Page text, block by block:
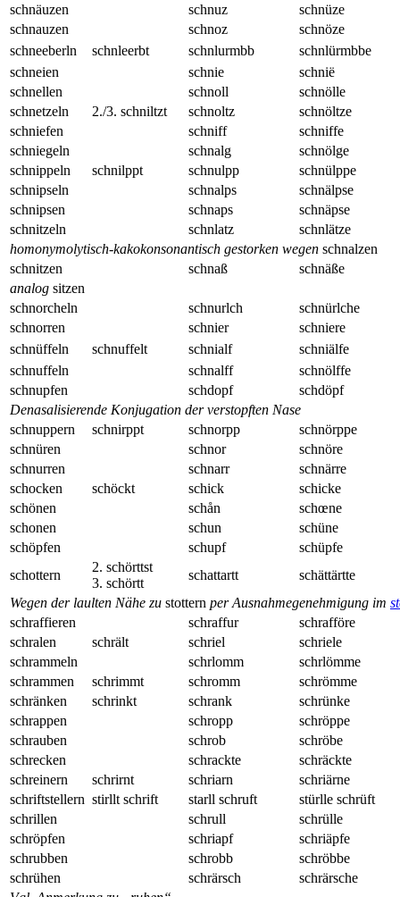
schnäuzen
schnuz
schnüze
schnauzen
schnoz
schnöze
schneeberln
schnleerbt schnlurmbb
schnlürmbbe
schneien
schnie
schnië
schnellen
schnoll
schnölle
schnetzeln
2./3. schniltzt schnoltz
schnöltze
schniefen
schniff
schniffe
schniegeln
schnalg
schnölge
schnippeln
schnilppt schnulpp
schnülppe
schnipseln
schnalps
schnälpse
schnipsen
schnaps
schnäpse
schnitzeln
schnlatz
schnlätze
homonymolytisch-kakokonsonantisch gestorken wegen schnalzen
schnitzen
schnaß
schnäße
analog sitzen
schnorcheln
schnurlch
schnürlche
schnorren
schnier
schniere
schnüffeln
schnuffelt schnialf
schniälfe
schnuffeln
schnalff
schnölffe
schnupfen
schdopf
schdöpf
Denasalisierende Konjugation der verstopften Nase
schnuppern
schnirppt schnorpp
schnörppe
schnüren
schnor
schnöre
schnurren
schnarr
schnärre
schocken
schöckt schick
schicke
schönen
schån
schœne
schonen
schun
schüne
schöpfen
schupf
schüpfe
schottern
2. schörttst
3. schörtt
schattartt
schättärtte
Wegen der laulten Nähe zu stottern per Ausnahmegenehmigung im
schraffieren
schraffur
schrafföre
schralen
schrält schriel
schriele
schrammeln
schrlomm
schrlömme
schrammen
schrimmt schromm
schrömme
schränken
schrinkt schrank
schrünke
schrappen
schropp
schröppe
schrauben
schrob
schröbe
schrecken
schrackte
schräckte
schreinern
schrirnt schriarn
schriärne
schriftstellern stirllt schrift starll schruft
stürlle schrüft
schrillen
schrull
schrülle
schröpfen
schriapf
schriäpfe
schrubben
schrobb
schröbbe
schrühen
schrärsch
schrärsche